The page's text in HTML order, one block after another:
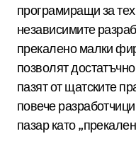
програмиращи за
независимите
прекалено малки
позволят
пазят от щатските
повече
пазар като